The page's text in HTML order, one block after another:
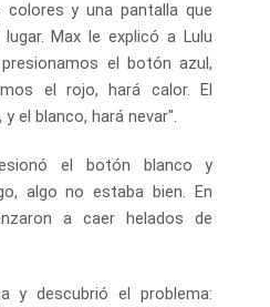
y una pantalla que
Max le explicó a Lulu
el botón azul,
el rojo, hará calor. El
el blanco, hará nevar".
el botón blanco y
algo no estaba bien. En
a caer helados de
y descubrió el problema: